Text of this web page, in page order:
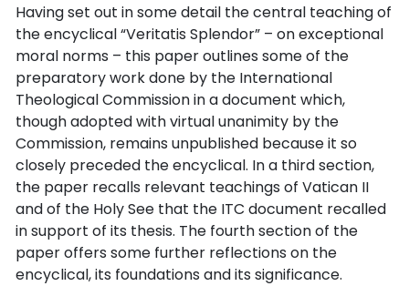
Having set out in some detail the central teaching of
the encyclical “Veritatis Splendor” – on exceptional
moral norms – this paper outlines some of the
preparatory work done by the International
Theological Commission in a document which,
though adopted with virtual unanimity by the
Commission, remains unpublished because it so
closely preceded the encyclical. In a third section,
the paper recalls relevant teachings of Vatican II
and of the Holy See that the ITC document recalled
in support of its thesis. The fourth section of the
paper offers some further reflections on the
encyclical, its foundations and its significance.